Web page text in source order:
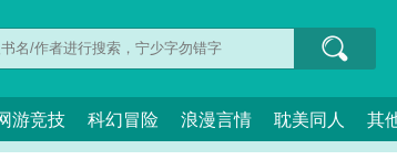
游竞技 科幻冒险 浪漫言情 耽美同人 其